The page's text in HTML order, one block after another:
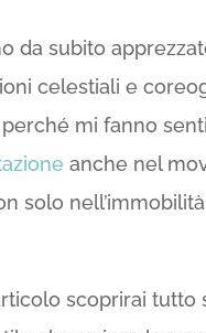
da subito
celestiali e
mi fanno
anche nel
solo
scoprirai tutto